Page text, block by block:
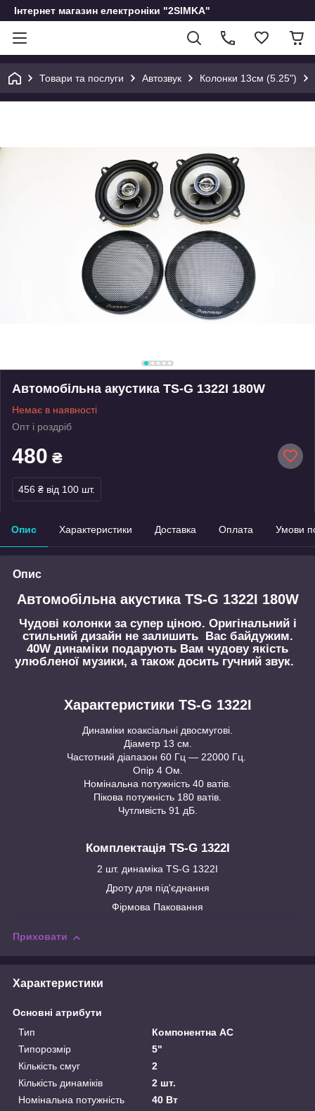
Інтернет магазин електроніки "2SIMKA"
Товари та послуги Автозвук Колонки 13см (5.25")
Автомобільна акустика TS-G 1322I 180W
Немає в наявності
Опт і роздріб
480 ₴
456 ₴ від 100 шт.
Опис Характеристики Доставка Оплата Умови
Опис
Автомобільна акустика TS-G 1322I 180W
Чудові колонки за супер ціною. Оригінальний і
стильний дизайн не залишить Вас байдужим.
40W динаміки подарують Вам чудову якість
улюбленої музики, а також досить гучний звук.
Характеристики TS-G 1322I
Динаміки коаксіальні двосмугові.
Діаметр 13 см.
Частотний діапазон 60 Гц — 22000 Гц.
Опір 4 Ом.
Номінальна потужність 40 ватів.
Пікова потужність 180 ватів.
Чутливість 91 дБ.
Комплектація TS-G 1322I
2 шт. динаміка TS-G 1322I
Дроту для під'єднання
Фірмова Паковання
Приховати
Характеристики
Основні атрибути
Тип
Компонентна АС
Типорозмір
5"
Кількість смуг
2
Кількість динаміків
2 шт.
Номінальна потужність
40 Вт